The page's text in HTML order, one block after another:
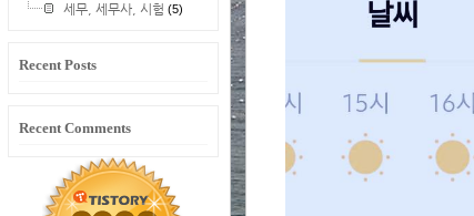
세무, 세무사, 시험 (5)
Recent Posts
Recent Comments